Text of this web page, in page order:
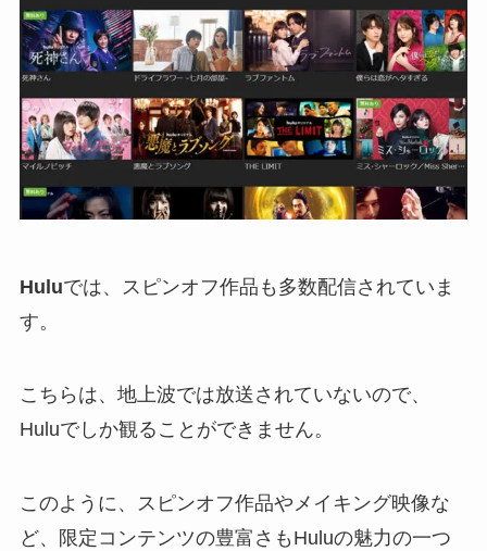
Huluでは、スピンオフ作品も多数配信されていま
す。
こちらは、地上波では放送されていないので、
Huluでしか観ることができません。
このように、スピンオフ作品やメイキング映像な
ど、限定コンテンツの豊富さもHuluの魅力の一つ